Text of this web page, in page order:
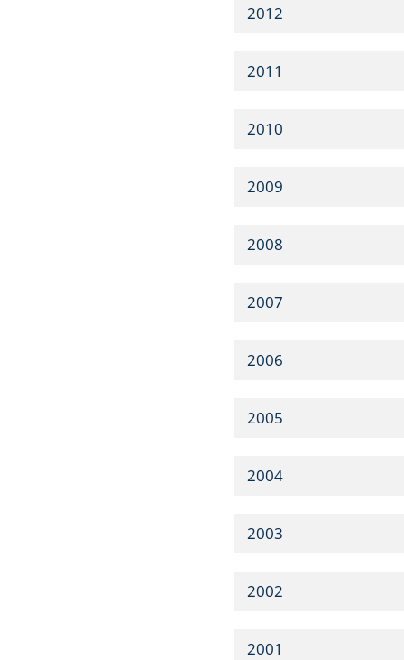
2012
2011
2010
2009
2008
2007
2006
2005
2004
2003
2002
2001